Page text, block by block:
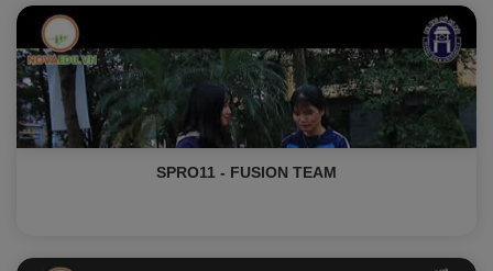
SPRO11 - FUSION TEAM